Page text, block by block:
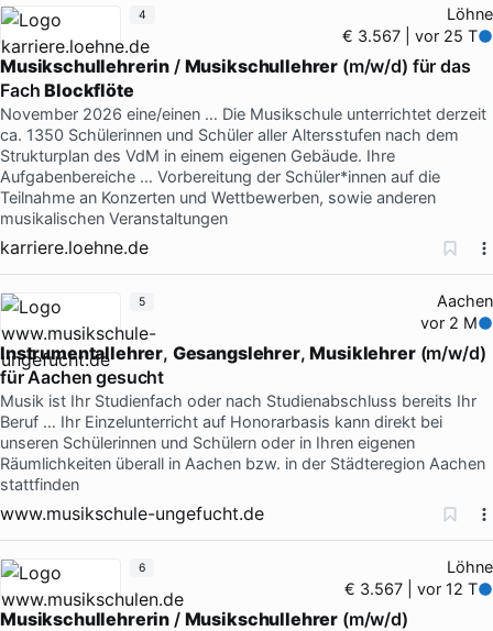
Löhne
€ 3.567 | vor 25 T
Musikschullehrerin / Musikschullehrer (m/w/d) für das
FachBlockflöte
November 2026 eine/einen … Die Musikschule unterrichtet derzeit
ca. 1350 Schülerinnen und Schüler aller Altersstufen nach dem
Strukturplan des VdM in einem eigenen Gebäude. Ihre
Aufgabenbereiche … Vorbereitung der Schüler*innen auf die
Teilnahme an Konzerten und Wettbewerben, sowie anderen
musikalischen Veranstaltungen
karriere.loehne.de
4
Aachen
vor 2 M
Instrumentallehrer, Gesangslehrer,Musiklehrer(m/w/d)
für Aachen gesucht
Musik ist Ihr Studienfach oder nach Studienabschluss bereits Ihr
Beruf … Ihr Einzelunterricht auf Honorarbasis kann direkt bei
unseren Schülerinnen und Schülern oder in Ihren eigenen
Räumlichkeiten überall in Aachen bzw. in der Städteregion Aachen
stattfinden
www.musikschule-ungefucht.de
5
Löhne
€ 3.567 | vor 12 T
Musikschullehrerin / Musikschullehrer (m/w/d)
6